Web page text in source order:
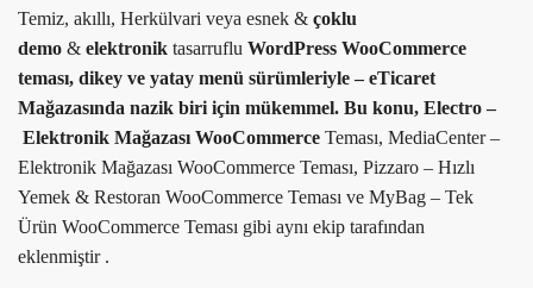
Temiz, akıllı, Herkülvari veya esnek & çoklu
demo & elektronik tasarruflu WordPress WooCommerce
teması, dikey ve yatay menü sürümleriyle – eTicaret
Mağazasında nazik biri için mükemmel. Bu konu, Electro –
Elektronik Mağazası WooCommerce Teması, MediaCenter –
Elektronik Mağazası WooCommerce Teması, Pizzaro – Hızlı
Yemek & Restoran WooCommerce Teması ve MyBag – Tek
Ürün WooCommerce Teması gibi aynı ekip tarafından
eklenmiştir .